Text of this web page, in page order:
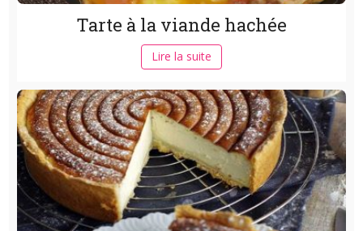
Tarte à la viande hachée
Lire la suite